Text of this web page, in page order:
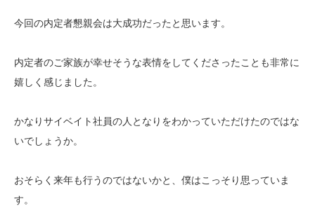
今回の内定者懇親会は大成功だったと思います。
内定者のご家族が幸せそうな表情をしてくださったことも非常に
嬉しく感じました。
かなりサイベイト社員の人となりをわかっていただけたのではな
いでしょうか。
おそらく来年も行うのではないかと、僕はこっそり思っていま
す。